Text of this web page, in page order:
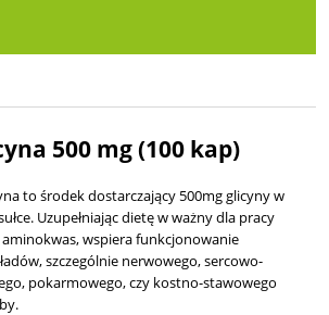
500 mg (100 kap)
to środek dostarczający 500mg glicyny w
Uzupełniając dietę w ważny dla pracy
wspiera funkcjonowanie
szczególnie nerwowego, sercowo-
pokarmowego, czy kostno-stawowego